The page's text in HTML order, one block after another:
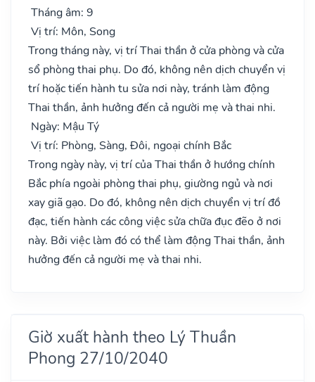
Tháng âm: 9
Vị trí: Môn, Song
Trong tháng này, vị trí Thai thần ở cửa phòng và cửa
sổ phòng thai phụ. Do đó, không nên dịch chuyển vị
trí hoặc tiến hành tu sửa nơi này, tránh làm động
Thai thần, ảnh hưởng đến cả người mẹ và thai nhi.
Ngày: Mậu Tý
Vị trí: Phòng, Sàng, Đôi, ngoại chính Bắc
Trong ngày này, vị trí của Thai thần ở hướng chính
Bắc phía ngoài phòng thai phụ, giường ngủ và nơi
xay giã gạo. Do đó, không nên dịch chuyển vị trí đồ
đạc, tiến hành các công việc sửa chữa đục đẽo ở nơi
này. Bởi việc làm đó có thể làm động Thai thần, ảnh
hưởng đến cả người mẹ và thai nhi.
Giờ xuất hành theo Lý Thuần
Phong 27/10/2040